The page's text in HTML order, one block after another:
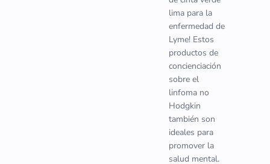
lima para la
enfermedad de
Lyme! Estos
productos de
concienciación
sobre el
linfoma no
Hodgkin
también son
ideales para
promover la
salud mental.